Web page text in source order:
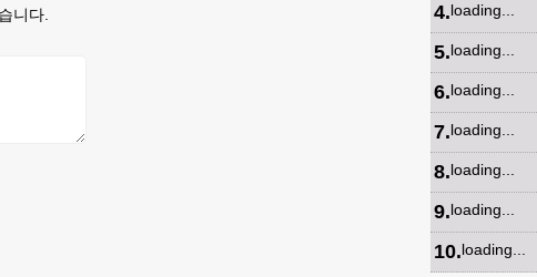
니다.
4.loading...
5.loading...
6.loading...
7.loading...
8.loading...
9.loading...
10.loading...